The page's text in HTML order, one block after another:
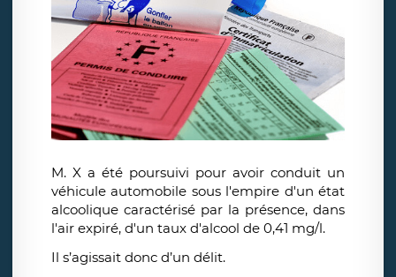
M. X a été poursuivi pour avoir conduit un
véhicule automobile sous l'empire d'un état
alcoolique caractérisé par la présence, dans
l'air expiré, d'un taux d'alcool de 0,41 mg/l.
Il s’agissait donc d’un délit.